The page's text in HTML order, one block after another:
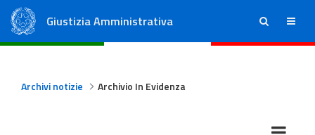
Giustizia Amministrativa ricerca menu
Archivi notizie Archivio In Evidenza